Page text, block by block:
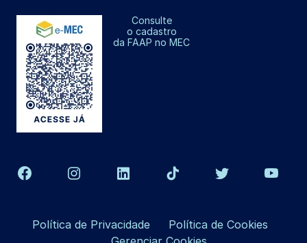
Consulte
o cadastro
da FAAP no MEC
Política de Privacidade
Política de Cookies